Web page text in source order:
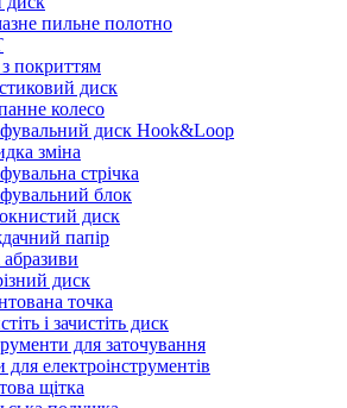
пильне полотно
покриттям
диск
колесо
диск Hook&Loop
зміна
стрічка
блок
диск
папір
абразиви
диск
точка
і зачистіть диск
для заточування
для електроінструментів
щітка